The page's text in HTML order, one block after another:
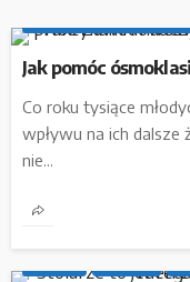
Jak pomóc
Co roku tysiące
wpływu na ich dalsze
nie...